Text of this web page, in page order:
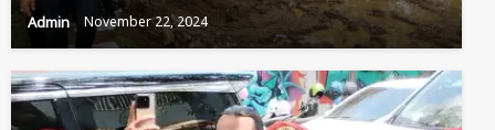
Admin November 22, 2024